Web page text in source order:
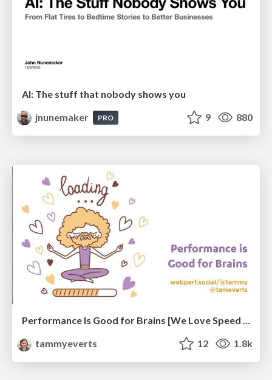
AI: The stuff that nobody shows you
jnunemaker
PRO 9 880
Performance Is Good for Brains [We Love Speed 2024]
tammyeverts
12 1.8k